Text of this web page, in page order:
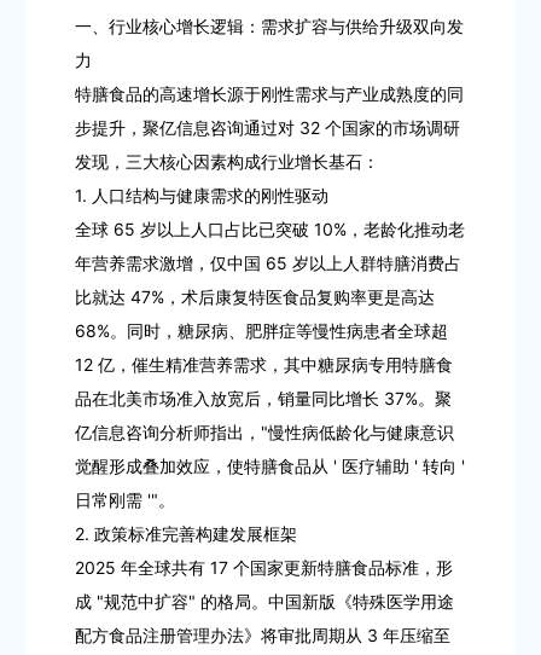
一、行业核心增长逻辑：需求扩容与供给升级双向发
力
特膳食品的高速增长源于刚性需求与产业成熟度的同
步提升，聚亿信息咨询通过对 32 个国家的市场调研
发现，三大核心因素构成行业增长基石：
1. 人口结构与健康需求的刚性驱动
全球 65 岁以上人口占比已突破 10%，老龄化推动老
年营养需求激增，仅中国 65 岁以上人群特膳消费占
比就达 47%，术后康复特医食品复购率更是高达
68%。同时，糖尿病、肥胖症等慢性病患者全球超
12 亿，催生精准营养需求，其中糖尿病专用特膳食
品在北美市场准入放宽后，销量同比增长 37%。聚
亿信息咨询分析师指出，"慢性病低龄化与健康意识
觉醒形成叠加效应，使特膳食品从 ' 医疗辅助 ' 转向 '
日常刚需 '"。
2. 政策标准完善构建发展框架
2025 年全球共有 17 个国家更新特膳食品标准，形
成 "规范中扩容" 的格局。中国新版《特殊医学用途
配方食品注册管理办法》将审批周期从 3 年压缩至